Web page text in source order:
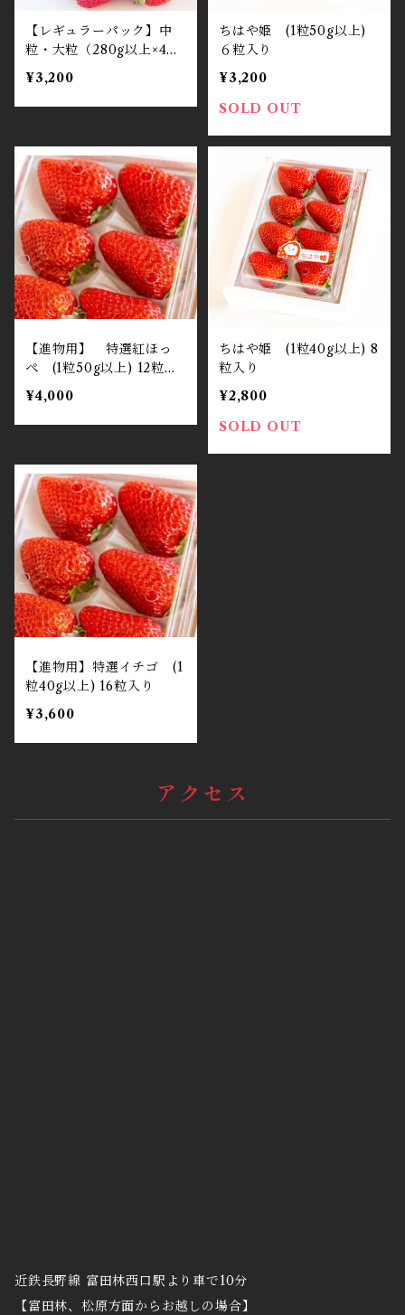
【レギュラーパック】中
粒・大粒（280g以上×4パ
ック）
¥3,200
ちはや姫 (1粒50g以上)
６粒入り
¥3,200
SOLD OUT
【進物用】 特選紅ほっ
ぺ (1粒50g以上) 12粒入
り
¥4,000
ちはや姫 (1粒40g以上) 8
粒入り
¥2,800
SOLD OUT
【進物用】特選イチゴ (1
粒40g以上) 16粒入り
¥3,600
アクセス
近鉄長野線 富田林西口駅より車で10分
【富田林、松原方面からお越しの場合】